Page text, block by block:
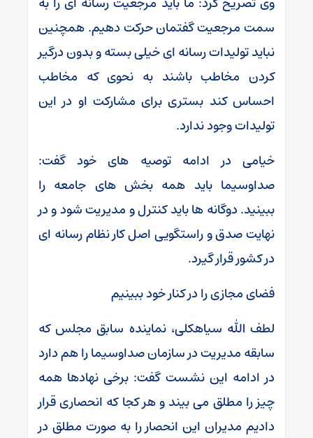
سمت مرجعیت گفتمان حرکت دهیم. همچنین
نباید تولیدات رسانه ای خیلی بسته و بدون درگیر
کردن مخاطب باشند به نحوی که مخاطب
احساس کند بستری برای مشارکت او در این
تولیدات وجود ندارد.
خیامی در ادامه توصیه های خود گفت:
صداوسیما باید همه بخش های جامعه را
ببینید. دوگانه ها باید کنترل و مدیریت شود و در
نهایت صدق و راستگویی اصل کار نظام رسانه ای
در کشور قرار گیرد.
فضای مجازی را در کنار خود ببینیم
لطف الله سیاهکلی، نماینده سابق مجلس که
سابقه مدیریت در سازمان صداوسیما را هم دارد
در ادامه این نشست گفت: برخی نهادها همه
چیز را مطلق می بیند و هر کجا که انحصاری قرار
دادیم مدیران این انحصار را به صورت مطلق در